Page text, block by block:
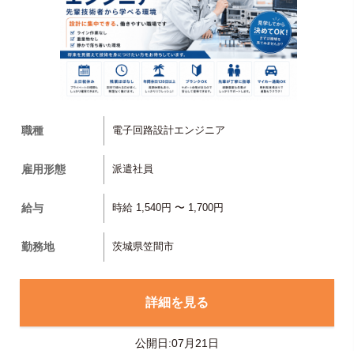
職種 電子回路設計エンジニア
雇用形態 派遣社員
給与 時給 1,540円 〜 1,700円
勤務地 茨城県笠間市
詳細を見る
公開日:07月21日